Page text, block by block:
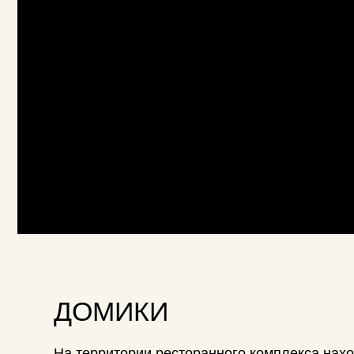
ДОМИКИ
изысканными блюдами из нашего меню в уютной